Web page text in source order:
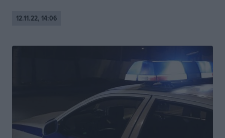
12.11.22, 14:06